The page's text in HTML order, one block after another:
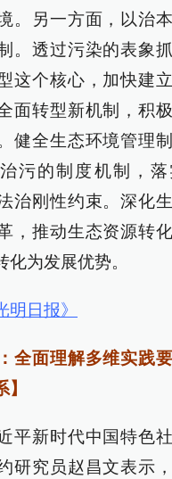
。另一方面，以治
。透过污染的表象
这个核心，加快建
面转型新机制，积
健全生态环境管理
污的制度机制，
治刚性约束。深化
，推动生态资源转
化为发展优势。
明日报》
全面理解多维实践
平新时代中国特色
研究员赵昌文表示